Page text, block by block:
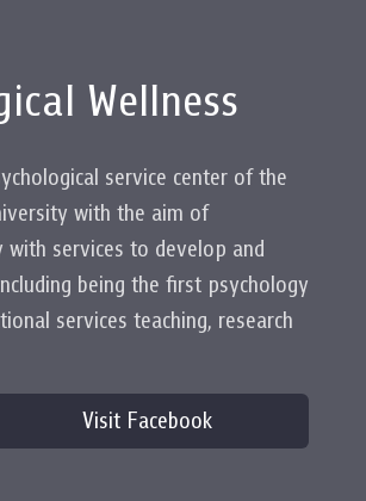
Wellness
service center of the
with the aim of
services to develop and
being the first psychology
services teaching, research
Visit Facebook